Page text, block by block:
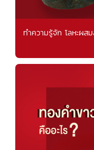
ทำความรู้จัก โลหะผส